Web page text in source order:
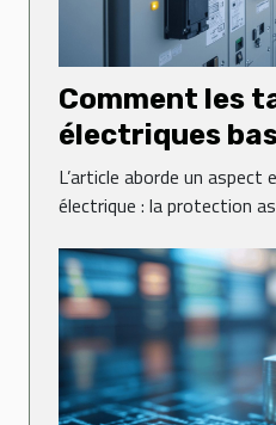
Comment les
électriques
sécurisent-ils
installations ?
L’article aborde un aspect
électrique : la protection